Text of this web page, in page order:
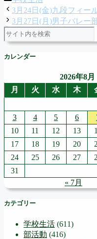
テ
ゴ
リ
ー
3月24日(金)九段フィー
3月27日(月)男子バレー
検索
カレンダー
2026年8月
月
火 水 木
3
4 5 6
10
11 12 13
17
18 19 20
24
25 26 27
31
« 7月
カテゴリー
学校生活 (611)
部活動 (416)